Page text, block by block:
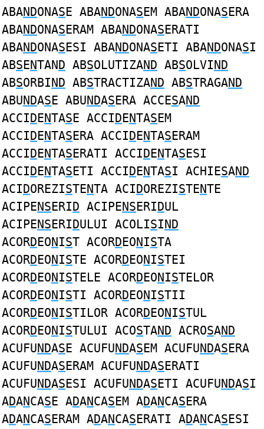
ABANDONASE ABANDONASEM ABANDONASERA
ABANDONASERAM ABANDONASERATI
ABANDONASESI ABANDONASETI ABANDONASI
ABSENTAND ABSOLUTIZAND ABSOLVIND
ABSORBIND ABSTRACTIZAND ABSTRAGAND
ABUNDASE ABUNDASERA ACCESAND
ACCIDENTASE ACCIDENTASEM
ACCIDENTASERA ACCIDENTASERAM
ACCIDENTASERATI ACCIDENTASESI
ACCIDENTASETI ACCIDENTASI ACHIESAND
ACIDOREZISTENTA ACIDOREZISTENTE
ACIPENSERID ACIPENSERIDUL
ACIPENSERIDULUI ACOLISIND
ACORDEONIST ACORDEONISTA
ACORDEONISTE ACORDEONISTEI
ACORDEONISTELE ACORDEONISTELOR
ACORDEONISTI ACORDEONISTII
ACORDEONISTILOR ACORDEONISTUL
ACORDEONISTULUI ACOSTAND ACROSAND
ACUFUNDASE ACUFUNDASEM ACUFUNDASERA
ACUFUNDASERAM ACUFUNDASERATI
ACUFUNDASESI ACUFUNDASETI ACUFUNDASI
ADANCASE ADANCASEM ADANCASERA
ADANCASERAM ADANCASERATI ADANCASESI